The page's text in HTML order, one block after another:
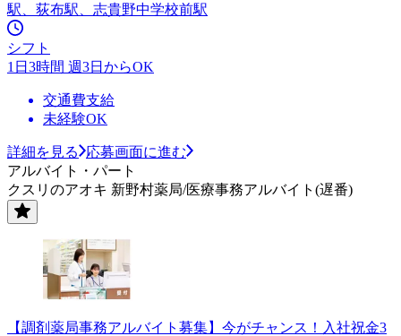
駅、荻布駅、志貴野中学校前駅
シフト
1日3時間 週3日からOK
交通費支給
未経験OK
詳細を見る
応募画面に進む
アルバイト・パート
クスリのアオキ 新野村薬局/医療事務アルバイト(遅番)
【調剤薬局事務アルバイト募集】今がチャンス！入社祝金3